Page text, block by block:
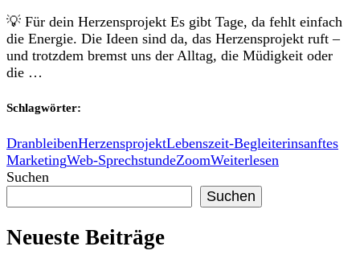
💡 Für dein Herzensprojekt Es gibt Tage, da fehlt einfach
die Energie. Die Ideen sind da, das Herzensprojekt ruft –
und trotzdem bremst uns der Alltag, die Müdigkeit oder
die …
Schlagwörter:
DranbleibenHerzensprojektLebenszeit-Begleiterinsanftes
MarketingWeb-SprechstundeZoomWeiterlesen
Suchen
Suchen
Neueste Beiträge